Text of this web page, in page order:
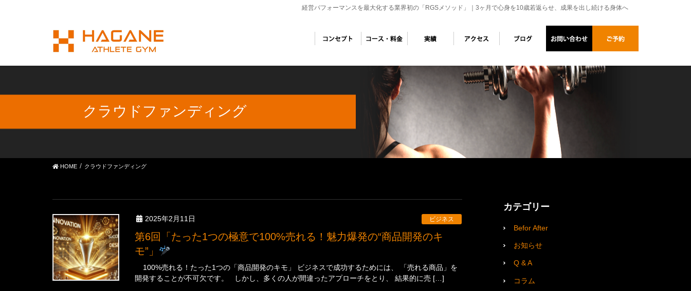
経営パフォーマンスを最大化する業界初の「RGSメソッド」｜3ヶ月で心身を10歳若返らせ、成果を出し続ける身体へ
クラウドファンディング
HOME クラウドファンディング
2025年2月11日 ビジネス
第6回「たった1つの極意で100%売れる！魅力爆発の“商品開発のキ
モ”」
100%売れる！たった1つの「商品開発のキモ」 ビジネスで成功するためには、 「売れる商品」を
開発することが不可欠です。 しかし、多くの人が間違ったアプローチをとり、 結果的に売 […]
カテゴリー
Befor After
お知らせ
Q & A
コラム